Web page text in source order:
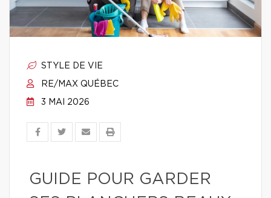
STYLE DE VIE
RE/MAX QUÉBEC
3 MAI 2026
GUIDE POUR GARDER